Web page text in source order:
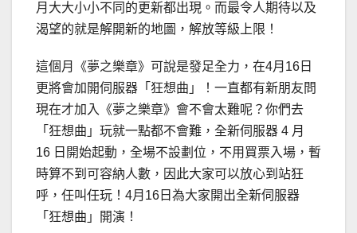
月大大小小不同的更新都出現。而最令人期待以及
渴望的就是解開新的地圖，解放等級上限！
這個月《夢之樂章》可說是發足全力，在4月16日
更將會加開伺服器「狂想曲」！一直都有新朋友問
現在才加入《夢之樂章》會不會太難呢？你們去
「狂想曲」玩就一點都不會難，全新伺服器 4 月
16 日開始起動，全場不設劃位，不用買票入場，暫
時算不到可容納人數，因此大家可以放心到站狂
呼，任叫任玩！4月16日為大家開出全新伺服器
「狂想曲」開演！